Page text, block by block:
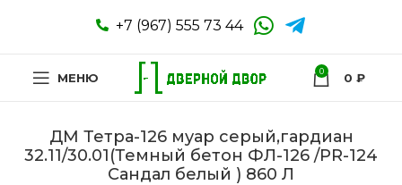
+7 (967) 555 73 44
МЕНЮ 0 0 ₽
ДМ Тетра-126 муар серый,гардиан
32.11/30.01(Темный бетон ФЛ-126 /PR-124
Сандал белый ) 860 Л